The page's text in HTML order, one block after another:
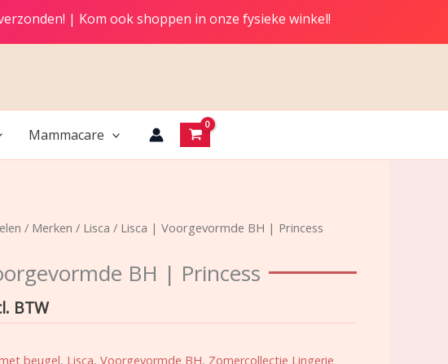
| Kom ook shoppen in onze fysieke winkel!
Mammacare
/ Merken / Lisca / Lisca | Voorgevormde BH | Princess
BH | Princess
BTW
beugel, Lisca, Voorgevormde BH, Zomercollectie Lingerie